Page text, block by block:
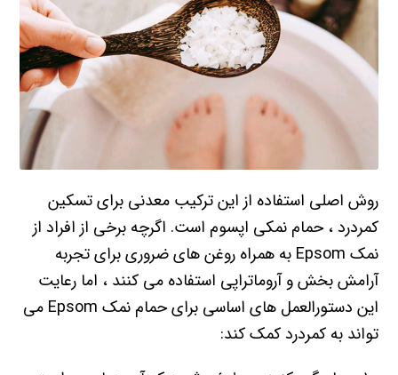
روش اصلی استفاده از این ترکیب معدنی برای تسکین
کمردرد ، حمام نمکی اپسوم است. اگرچه برخی از افراد از
نمک Epsom به همراه روغن های ضروری برای تجربه
آرامش بخش و آروماتراپی استفاده می کنند ، اما رعایت
تواند به کمردرد کمک کند:
حمام گرم کنید ، مطمئن شوید که آب در لمس راحت
است و خیلی گرم نیست.
نمک اپسوم را در حالی که آب جاری است به حمام